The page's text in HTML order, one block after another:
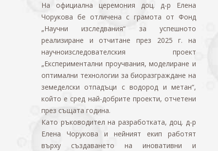
На официална церемония доц. д-р Елена
Чорукова бе отличена с грамота от Фонд
„Научни изследвания“ за успешното
реализиране и отчитане през 2025 г. на
научноизследователския проект
„Експериментални проучвания, моделиране и
оптимални технологии за биоразграждане на
земеделски отпадъци с водород и метан“,
който е сред най-добрите проекти, отчетени
през същата година.
Като ръководител на разработката, доц. д-р
Елена Чорукова и нейният екип работят
върху създаването на иновативни и